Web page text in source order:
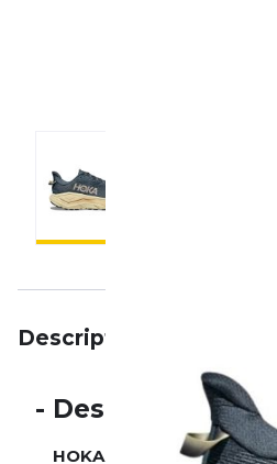
Description
- Description
HOKA Challenger 8 – la